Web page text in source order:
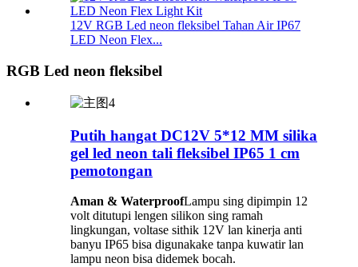
12V RGB Led neon fleksibel Tahan Air IP67
LED Neon Flex...
RGB Led neon fleksibel
Putih hangat DC12V 5*12 MM silika
gel led neon tali fleksibel IP65 1 cm
pemotongan
Aman & WaterproofLampu sing dipimpin 12
volt ditutupi lengen silikon sing ramah
lingkungan, voltase sithik 12V lan kinerja anti
banyu IP65 bisa digunakake tanpa kuwatir lan
lampu neon bisa didemek bocah.